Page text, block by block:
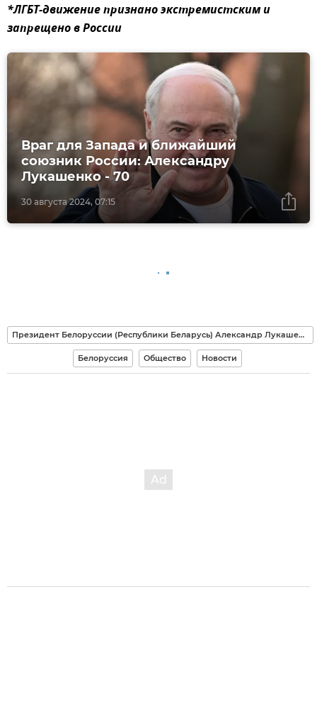
*ЛГБТ-движение признано экстремистским и
запрещено в России
30 августа 2024, 07:15
Враг для Запада и ближайший
союзник России: Александру
Лукашенко - 70
Президент Белоруссии (Республики Беларусь) Александр Лукашенко
Белоруссия Общество Новости